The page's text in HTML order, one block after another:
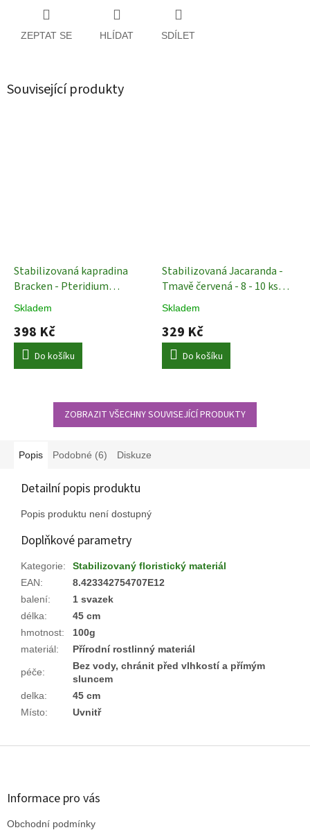
ZEPTAT SE HLÍDAT SDÍLET
Související produkty
Stabilizovaná kapradina
Bracken - Pteridium
aquilinum - Tmavě červená -
10 ksStabilizované rostliny
Skladem
398 Kč
Do košíku
Stabilizovaná Jacaranda -
Tmavě červená - 8 - 10 ks
Stabilizované Rostliny
Skladem
329 Kč
Do košíku
ZOBRAZIT VŠECHNY SOUVISEJÍCÍ PRODUKTY
Popis Podobné (6) Diskuze
Detailní popis produktu
Popis produktu není dostupný
Doplňkové parametry
Kategorie:
Stabilizovaný floristický materiál
EAN:
8.423342754707E12
balení:
1 svazek
délka:
45 cm
hmotnost:
100g
materiál: Přírodní rostlinný materiál
péče:
Bez vody, chránit před vlhkostí a přímým
sluncem
delka:
45 cm
Místo: Uvnitř
Z
Informace pro vás
Obchodní podmínky